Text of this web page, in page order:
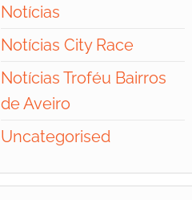
Notícias
Notícias City Race
Notícias Troféu Bairros
de Aveiro
Uncategorised